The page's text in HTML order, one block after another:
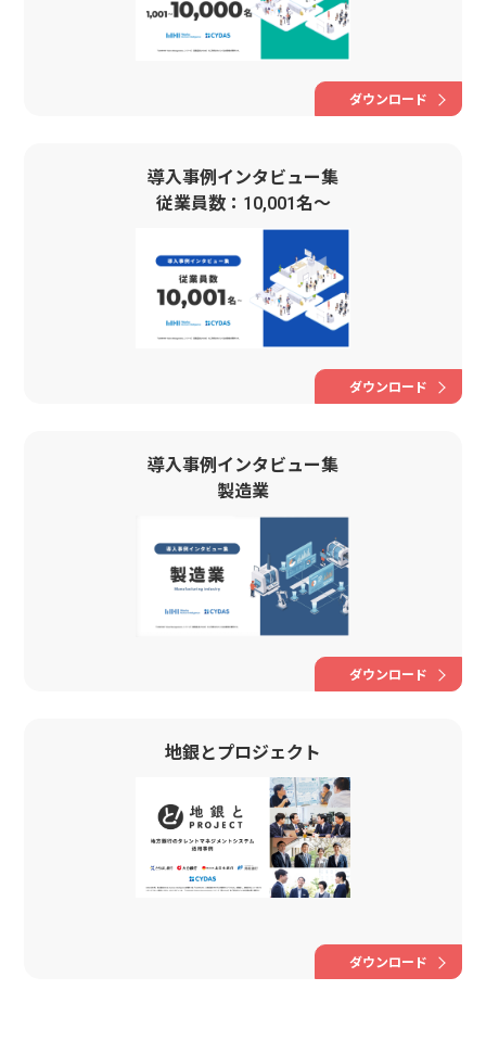
ダウンロード
導入事例インタビュー集
従業員数：10,001名〜
ダウンロード
導入事例インタビュー集
製造業
ダウンロード
地銀とプロジェクト
ダウンロード